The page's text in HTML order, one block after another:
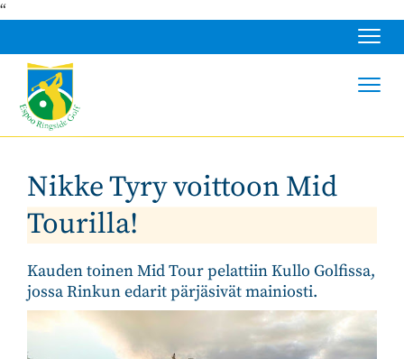
“
Nikke Tyry voittoon Mid
Tourilla!
Kauden toinen Mid Tour pelattiin Kullo Golfissa,
jossa Rinkun edarit pärjäsivät mainiosti.